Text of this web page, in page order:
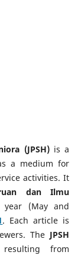
(JPSH)is a
a medium for
activities. It
dan Ilmu
(May and
. Each article is
The JPSH
from